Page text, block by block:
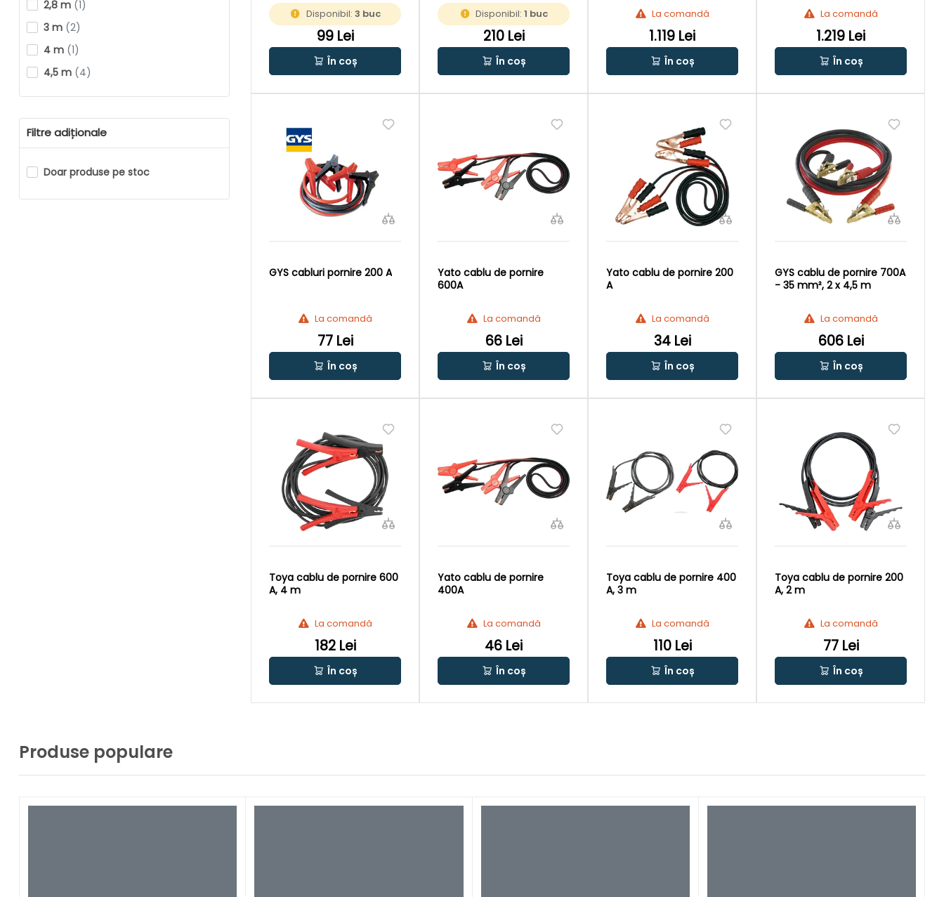
2,8 m (1)
3 m (2)
4 m (1)
4,5 m (4)
Filtre adiționale
Doar produse pe stoc
Disponibil: 3 buc
99 Lei
În coș
Disponibil:1 buc
210 Lei
În coș
La comandă
1.119 Lei
În coș
La comandă
1.219 Lei
În coș
GYS cabluri pornire 200 A
La comandă
77 Lei
În coș
Yato cablu de pornire
600A
La comandă
66 Lei
În coș
Yato cablu de pornire 200
A
La comandă
34 Lei
În coș
GYS cablu de pornire 700A
- 35 mm², 2 x 4,5 m
La comandă
606 Lei
În coș
Toya cablu de pornire 600
A, 4 m
La comandă
182 Lei
În coș
Yato cablu de pornire
400A
La comandă
46 Lei
În coș
Toya cablu de pornire 400
A, 3 m
La comandă
110 Lei
În coș
Toya cablu de pornire 200
A, 2 m
La comandă
77 Lei
În coș
Produse populare